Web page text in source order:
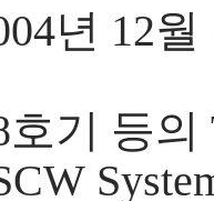
년 12
호기 등